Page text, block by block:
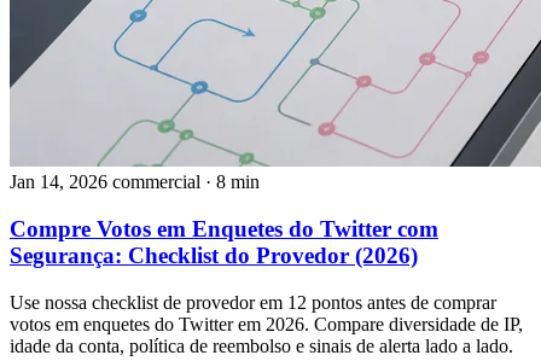
Jan 14, 2026 commercial · 8 min
Compre Votos em Enquetes do Twitter com
Segurança: Checklist do Provedor (2026)
Use nossa checklist de provedor em 12 pontos antes de comprar
votos em enquetes do Twitter em 2026. Compare diversidade de IP,
idade da conta, política de reembolso e sinais de alerta lado a lado.